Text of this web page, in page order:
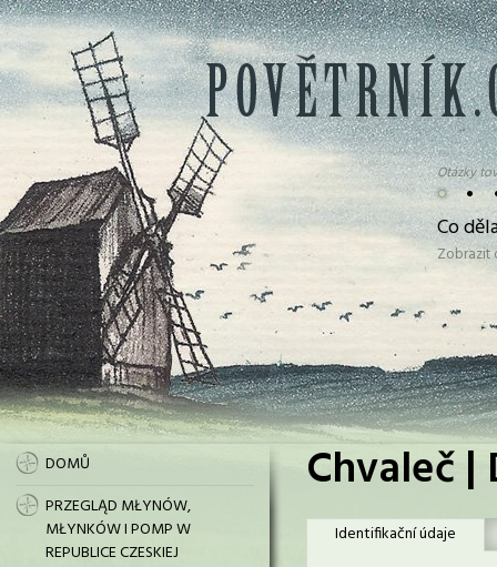
• •
Otázky
Co
DOMŮ
PRZEGLĄD MŁYNÓW,
MŁYNKÓW I POMP W
REPUBLICE CZESKIEJ
Chvaleč
Identifikační údaje